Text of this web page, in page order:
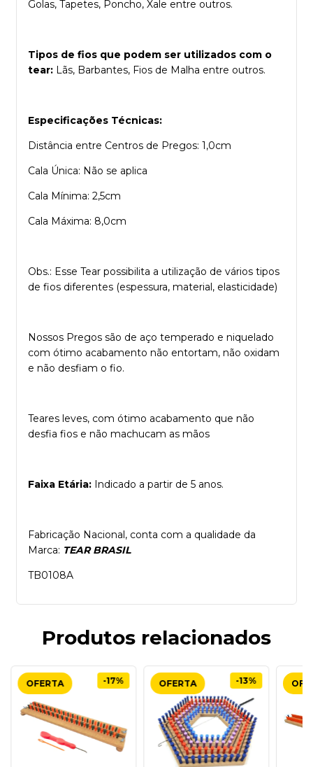
Golas, Tapetes, Poncho, Xale entre outros.
Tipos de fios que podem ser utilizados com o
tear: Lãs, Barbantes, Fios de Malha entre outros.
Especificações Técnicas:
Distância entre Centros de Pregos: 1,0cm
Cala Única: Não se aplica
Cala Mínima: 2,5cm
Cala Máxima: 8,0cm
Obs.: Esse Tear possibilita a utilização de vários tipos
de fios diferentes (espessura, material, elasticidade)
Nossos Pregos são de aço temperado e niquelado
com ótimo acabamento não entortam, não oxidam
e não desfiam o fio.
Teares leves, com ótimo acabamento que não
desfia fios e não machucam as mãos
Faixa Etária: Indicado a partir de 5 anos.
Fabricação Nacional, conta com a qualidade da
Marca: TEAR BRASIL
TB0108A
Produtos relacionados
-17% -13%